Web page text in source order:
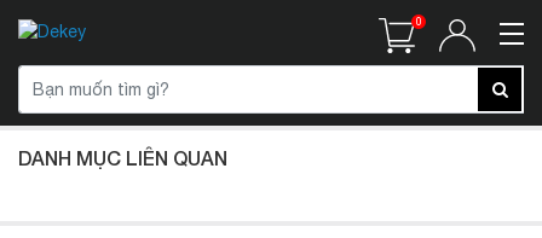
0
DANH MỤC LIÊN QUAN